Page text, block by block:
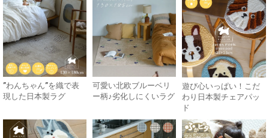
”わんちゃん”を織で表
現した日本製ラグ
可愛い北欧ブルーベリ
ー柄♪劣化しにくいラグ
遊び心いっぱい！こだ
わり日本製チェアパッ
ド